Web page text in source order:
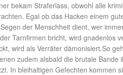
bekam Straferlass, obwohl alle
Egal ob das Hacken einem
der Menschheit dient, wer
Tarnfirmen bricht, wird gnadenlos
wird als Verräter dämonisiert.So
zudem alsbald die brutale Bande
In bleihaltigen Gefechten kommen